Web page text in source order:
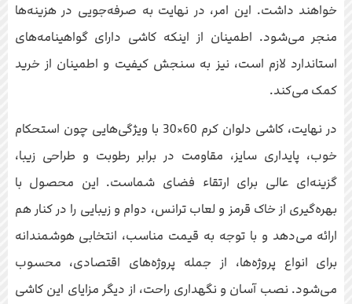
خواهند داشت. این امر، در نهایت به صرفه‌جویی در هزینه‌ها
منجر می‌شود. اطمینان از اینکه کاشی دارای گواهینامه‌های
استاندارد لازم است، نیز به سنجش کیفیت و اطمینان از خرید
کمک می‌کند.
در نهایت، کاشی دلوان کرم 60×30 با ویژگی‌هایی چون استحکام
خوب، پایداری سایز، مقاومت در برابر رطوبت و طراحی زیبا،
گزینه‌ای عالی برای ارتقاء فضای شماست. این محصول با
بهره‌گیری از خاک قرمز و لعاب ترانس، دوام و زیبایی را در کنار هم
ارائه می‌دهد و با توجه به قیمت مناسب، انتخابی هوشمندانه
برای انواع پروژه‌ها، از جمله پروژه‌های اقتصادی، محسوب
می‌شود. نصب آسان و نگهداری راحت، از دیگر مزایای این کاشی